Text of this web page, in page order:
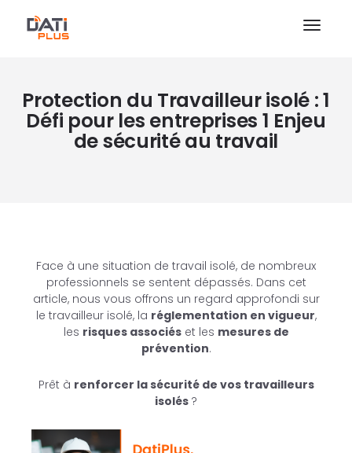
Protection du Travailleur isolé : 1
Défi pour les entreprises 1 Enjeu
de sécurité au travail
Face à une situation de travail isolé, de nombreux
professionnels se sentent dépassés. Dans cet
article, nous vous offrons un regard approfondi sur
le travailleur isolé, la réglementation en vigueur,
les risques associéset les mesures de
prévention.
Prêt à renforcer la sécurité de vos travailleurs
isolés ?